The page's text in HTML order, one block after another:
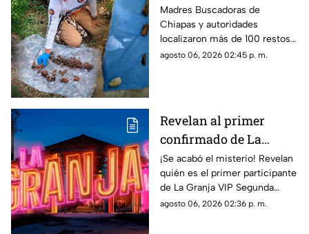
escondidos en fosas
clandestinas
Madres Buscadoras de
Chiapas y autoridades
localizaron más de 100 restos
óseos en la comunidad 20 de
agosto 06, 2026 02:45 p. m.
Revelan al primer
confirmado de La
Granja VIP 2: Un
famoso cazafantasmas
llega al reality
¡Se acabó el misterio! Revelan
quién es el primer participante
de La Granja VIP Segunda
Temporada. Entérate de la
agosto 06, 2026 02:36 p. m.